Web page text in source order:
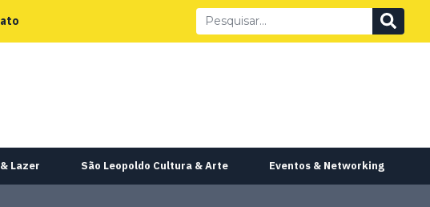
Lazer São Leopoldo Cultura & Arte Eventos & Networking